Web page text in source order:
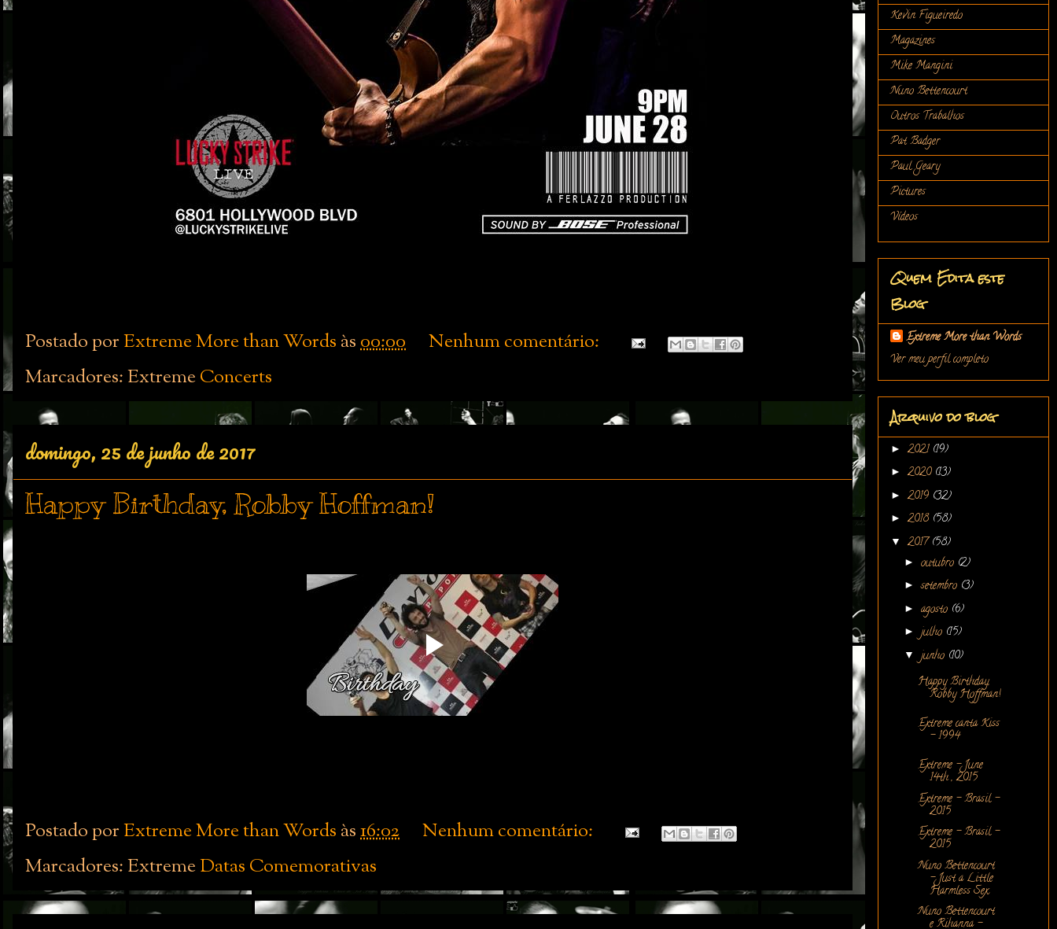
Postado porExtreme More than Words às00:00
Nenhum comentário:
Marcadores: Extreme Concerts
domingo, 25 de junho de 2017
Happy Birthday, Robby Hoffman!
Postado porExtreme More than Words às16:02
Nenhum comentário:
Marcadores: Extreme Datas Comemorativas
Kevin Figueiredo
Magazines
Mike Mangini
Nuno Bettencourt
Outros Trabalhos
Pat Badger
Paul Geary
Pictures
Vídeos
Quem Edita este
Blog
Extreme More than Words
Ver meu perfil completo
Arquivo do blog
► 2021 (19)
► 2020 (13)
► 2019 (32)
► 2018 (58)
▼ 2017(58)
► outubro (2)
►setembro (3)
► agosto (6)
► julho (15)
▼ junho (10)
Happy Birthday,
Robby Hoffman!
Extreme canta Kiss
- 1994
Extreme - June
14th , 2015
Extreme - Brasil -
2015
Extreme - Brasil -
2015
Nuno Bettencourt
- Just a Little
Harmless Sex
Nuno Bettencourt
e Rihanna -